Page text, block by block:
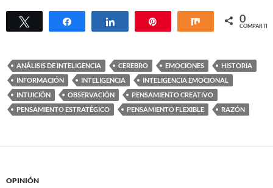
Twittear Compartir Compartir Compartir
0
COMPARTIR
ANÁLISIS DE INTELIGENCIA CEREBRO EMOCIONES
HISTORIA
INFORMACIÓN
INTELIGENCIA
INTELIGENCIA EMOCIONAL
INTUICIÓN
OBSERVACIÓN
PENSAMIENTO CREATIVO
PENSAMIENTO ESTRATÉGICO
PENSAMIENTO FLEXIBLE RAZÓN
OPINIÓN